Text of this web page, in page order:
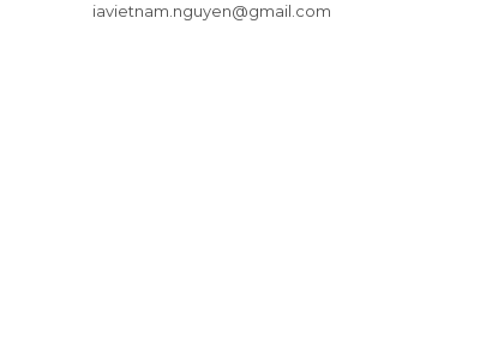
iavietnam.nguyen@gmail.com